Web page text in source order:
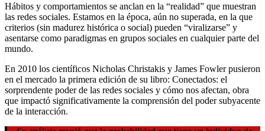
Hábitos y comportamientos se anclan en la “realidad” que muestran
las redes sociales. Estamos en la época, aún no superada, en la que
criterios (sin madurez histórica o social) pueden “viralizarse” y
asentarse como paradigmas en grupos sociales en cualquier parte del
mundo.
En 2010 los científicos Nicholas Christakis y James Fowler pusieron
en el mercado la primera edición de su libro: Conectados: el
sorprendente poder de las redes sociales y cómo nos afectan, obra
que impactó significativamente la comprensión del poder subyacente
de la interacción.